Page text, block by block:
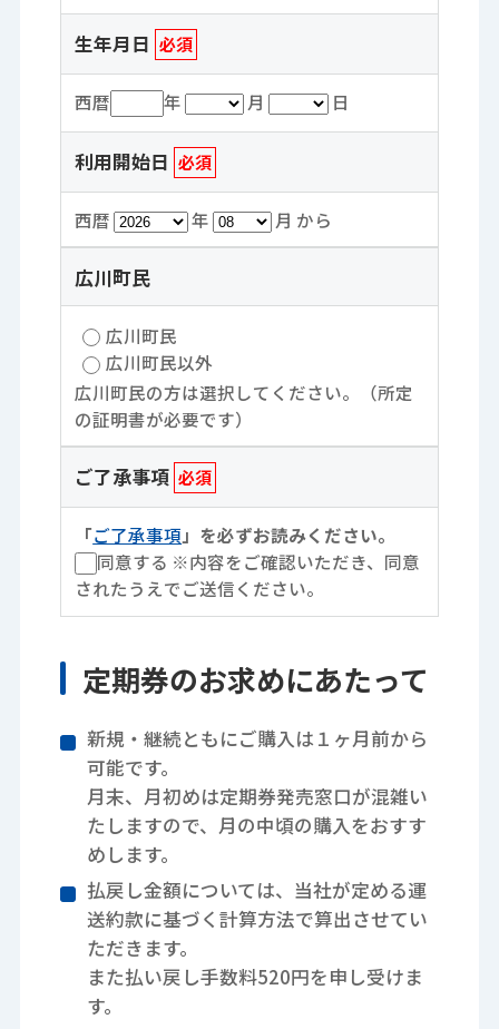
生年月日 必須
西暦 年 月 日
利用開始日 必須
西暦 年 月 から
広川町民
広川町民
広川町民以外
広川町民の方は選択してください。（所定
の証明書が必要です）
ご了承事項 必須
「ご了承事項 」を必ずお読みください。
同意する ※内容をご確認いただき、同意
されたうえでご送信ください。
定期券のお求めにあたって
新規・継続ともにご購入は１ヶ月前から
可能です。
月末、月初めは定期券発売窓口が混雑い
たしますので、月の中頃の購入をおすす
めします。
払戻し金額については、当社が定める運
送約款に基づく計算方法で算出させてい
ただきます。
また払い戻し手数料520円を申し受けま
す。